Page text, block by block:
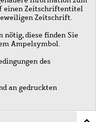
einen Zeitschriftentitel
Zeitschrift.
nötig, diese finden Sie
Ampelsymbol.
des
an gedruckten